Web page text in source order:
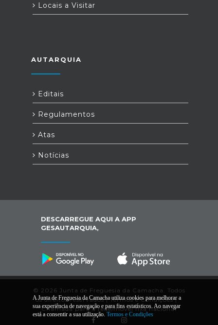
Locais a Visitar
AUTARQUIA
Editais
Regulamentos
Atas
Notícias
DESCARREGUE AQUI A APP
GESAUTARQUIA,
© 2026 Junta de Freguesia da Camacha. Todos
os direitos reservados |Termos e Condições|*
Chamada para a rede/móvel fixa nacional
A Junta de Freguesia da Camacha utiliza cookies para melhorar a
sua experiência de navegação e para fins estatísticos. Ao navegar
está a consentir a sua utilização. Termos e Condições